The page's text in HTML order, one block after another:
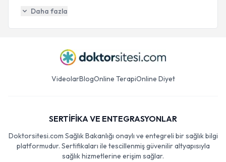
Daha fazla
VideolarBlogOnline TerapiOnline Diyet
SERTİFİKA VE ENTEGRASYONLAR
Doktorsitesi.com Sağlık Bakanlığı onaylı ve entegreli bir sağlık bilgi
platformudur. Sertifikaları ile tescillenmiş güvenilir altyapısıyla
sağlık hizmetlerine erişim sağlar.